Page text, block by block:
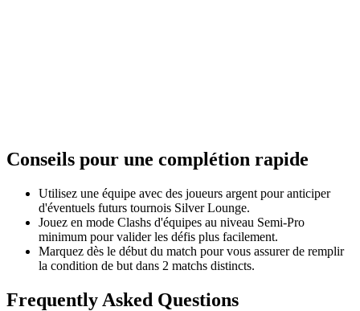
Conseils pour une complétion rapide
Utilisez une équipe avec des joueurs argent pour anticiper
d'éventuels futurs tournois Silver Lounge.
Jouez en mode Clashs d'équipes au niveau Semi-Pro
minimum pour valider les défis plus facilement.
Marquez dès le début du match pour vous assurer de remplir
la condition de but dans 2 matchs distincts.
Frequently Asked Questions